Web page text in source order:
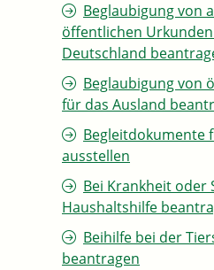
Beglaubigung von
öffentlichen
Deutschland
Beglaubigung von
für das Ausland
Begleitdokumente
ausstellen
Bei Krankheit oder
Haushaltshilfe
Beihilfe bei der
beantragen